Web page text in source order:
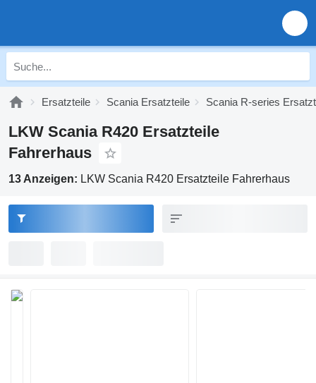
Ersatzteile Scania Ersatzteile Scania R-series
LKW Scania R420 Ersatzteile
Fahrerhaus
13 Anzeigen: LKW Scania R420 Ersatzteile Fahrerhaus